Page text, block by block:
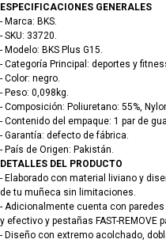
ESPECIFICACIONES GENERALES
- Marca: BKS.
- SKU: 33720.
- Modelo: BKS Plus G15.
- Categoría Principal: deportes y
- Color: negro.
- Peso: 0,098kg.
- Composición: Poliuretano: 55%,
- Contenido del empaque: 1 par de
- Garantía: defecto de fábrica.
- País de Origen: Pakistán.
DETALLES DEL PRODUCTO
- Elaborado con material liviano y
de tu muñeca sin limitaciones.
- Adicionalmente cuenta con
y efectivo y pestañas FAST-
- Diseño con extremo acolchado,